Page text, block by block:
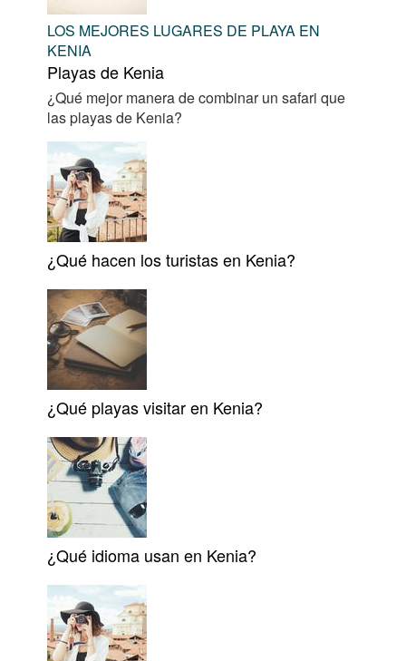
LOS MEJORES LUGARES DE PLAYA EN
KENIA
Playas de Kenia
¿Qué mejor manera de combinar un safari que
las playas de Kenia?
¿Qué hacen los turistas en Kenia?
¿Qué playas visitar en Kenia?
¿Qué idioma usan en Kenia?